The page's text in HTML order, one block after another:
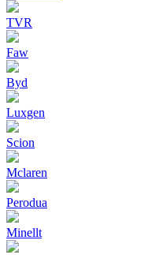
TVR
Faw
Byd
Luxgen
Scion
Mclaren
Perodua
Minellt